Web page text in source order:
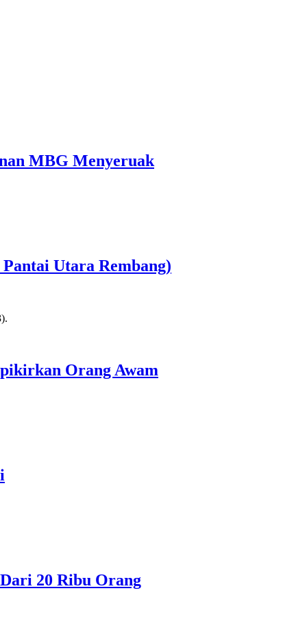
MBG Menyeruak
Utara Rembang)
Orang Awam
20 Ribu Orang